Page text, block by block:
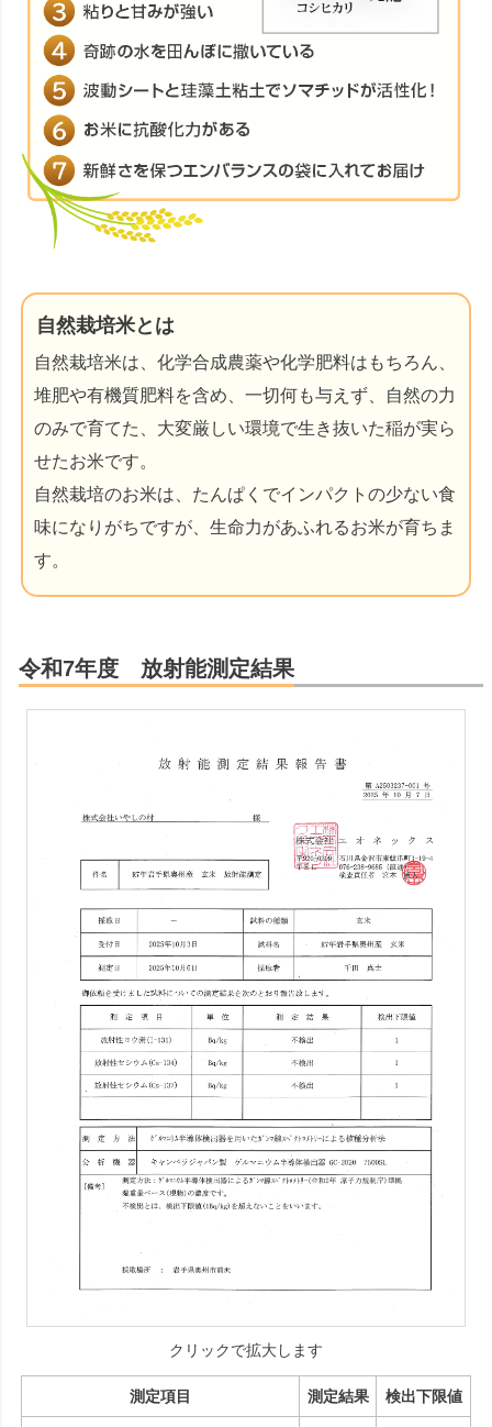
自然栽培米とは
自然栽培米は、化学合成農薬や化学肥料はもちろん、
堆肥や有機質肥料を含め、一切何も与えず、自然の力
のみで育てた、大変厳しい環境で生き抜いた稲が実ら
せたお米です。
自然栽培のお米は、たんぱくでインパクトの少ない食
味になりがちですが、生命力があふれるお米が育ちま
す。
令和7年度 放射能測定結果
クリックで拡大します
測定項目 測定結果 検出下限値